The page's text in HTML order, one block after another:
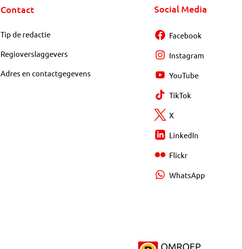
Contact
Tip de redactie
Regioverslaggevers
Adres en contactgegevens
Social Media
Facebook
Instagram
YouTube
TikTok
X
LinkedIn
Flickr
WhatsApp